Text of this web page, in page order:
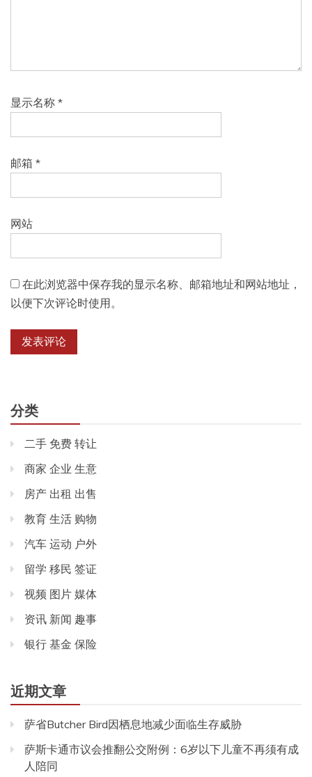
显示名称 *
邮箱 *
网站
在此浏览器中保存我的显示名称、邮箱地址和网站地址，
以便下次评论时使用。
分类
二手 免费 转让
商家 企业 生意
房产 出租 出售
教育 生活 购物
汽车 运动 户外
留学 移民 签证
视频 图片 媒体
资讯 新闻 趣事
银行 基金 保险
近期文章
萨省Butcher Bird因栖息地减少面临生存威胁
萨斯卡通市议会推翻公交附例：6岁以下儿童不再须有成
人陪同